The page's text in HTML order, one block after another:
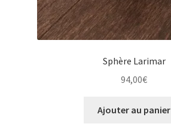
Sphère Larimar
94,00€
Ajouter au panier